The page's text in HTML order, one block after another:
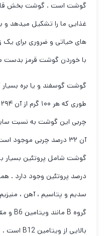
گوشت است . گوشت بخش
غذایی ما را تشکیل میدهد و
های حیاتی و ضروری برای یک
با خوردن گوشت قرمز بدست
گوشت گوسفند و یا بره
طوری که هر ۱۰۰ گرم از آن ۲۹۴ کالری دارد .
آن ۳۲ درصد چربی موجود است . این
درصد پروتئین وجود دارد .
سدیم و پتاسیم ، آهن ،
گروه B مانند ویتامین B6 و مقدار بسیار
بالایی از ویتامین B12 است .